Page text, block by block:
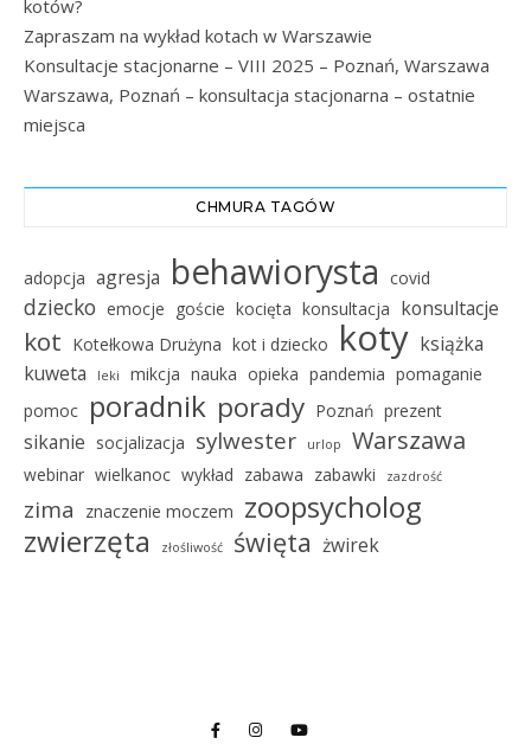
kotów?
Zapraszam na wykład kotach w Warszawie
Konsultacje stacjonarne – VIII 2025 – Poznań, Warszawa
Warszawa, Poznań – konsultacja stacjonarna – ostatnie
miejsca
CHMURA TAGÓW
adopcja agresja behawiorysta covid
dziecko emocje goście kocięta konsultacja konsultacje
kot Kotełkowa Drużyna kot i dziecko koty książka
kuweta
leki mikcja nauka opieka pandemia pomaganie
pomoc poradnik porady Poznań prezent
sikanie socjalizacja sylwester urlop Warszawa
webinar wielkanoc wykład zabawa zabawki zazdrość
zima znaczenie moczem zoopsycholog
zwierzęta
złośliwość święta żwirek